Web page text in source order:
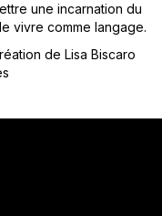
une incarnation du
vivre comme langage.
de Lisa Biscaro